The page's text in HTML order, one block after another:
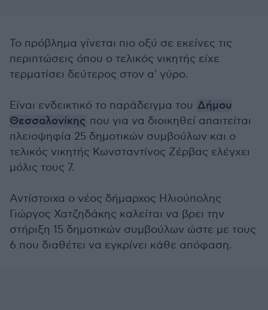
Το πρόβλημα γίνεται πιο οξύ σε εκείνες τις
περιπτώσεις όπου ο τελικός νικητής είχε
τερματίσει δεύτερος στον α' γύρο.
Είναι ενδεικτικό το παράδειγμα του Δήμου
Θεσσαλονίκης που για να διοικηθεί απαιτείται
πλειοψηφία 25 δημοτικών συμβούλων και ο
τελικός νικητής Κωνσταντίνος Ζέρβας ελέγχει
μόλις τους 7.
Αντίστοιχα ο νέος δήμαρχος Ηλιούπολης
Γιώργος Χατζηδάκης καλείται να βρει την
στήριξη 15 δημοτικών συμβούλων ώστε με τους
6 που διαθέτει να εγκρίνει κάθε απόφαση.